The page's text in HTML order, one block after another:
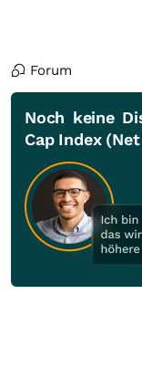
Forum
Noch keine
Cap Index